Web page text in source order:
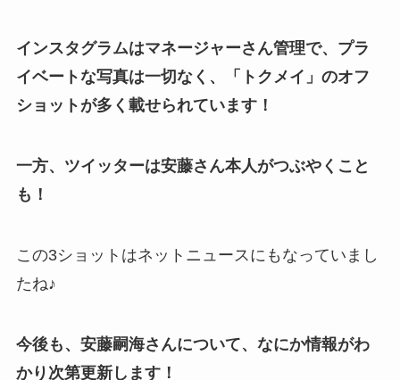
インスタグラムはマネージャーさん管理で、プラ
イベートな写真は一切なく、「トクメイ」のオフ
ショットが多く載せられています！
一方、ツイッターは安藤さん本人がつぶやくこと
も！
この3ショットはネットニュースにもなっていまし
たね♪
今後も、安藤嗣海さんについて、なにか情報がわ
かり次第更新します！